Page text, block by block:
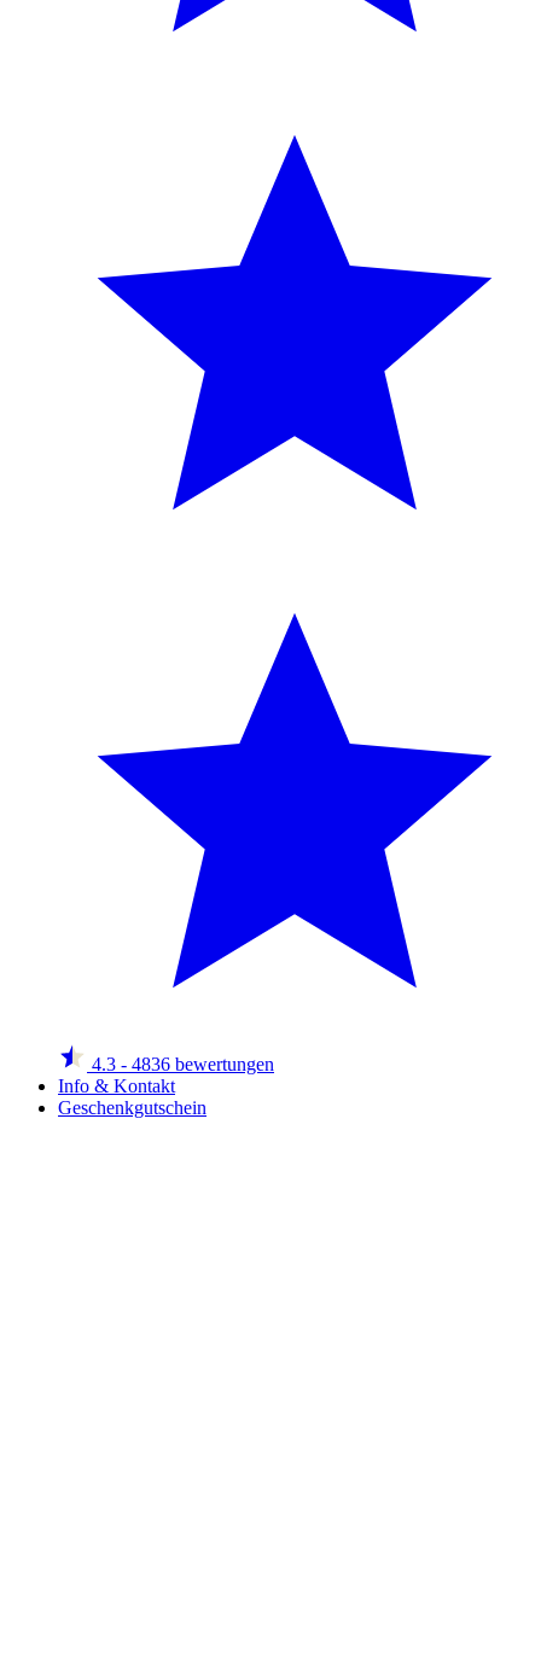
4.3 - 4836 bewertungen
Info & Kontakt
Geschenkgutschein